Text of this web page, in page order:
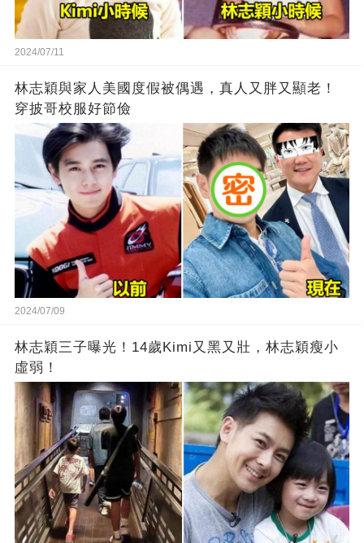
2024/07/11
林志穎與家人美國度假被偶遇，真人又胖又顯老！
穿披哥校服好節儉
2024/07/09
林志穎三子曝光！14歲Kimi又黑又壯，林志穎瘦小
虛弱！